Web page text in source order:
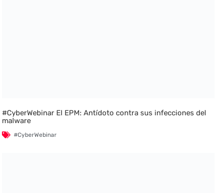
#CyberWebinar El EPM: Antídoto contra sus infecciones del
malware
#CyberWebinar